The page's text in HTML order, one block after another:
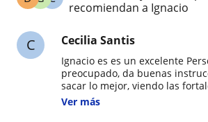
recomiendan a Ignacio
C Cecilia Santis
Ignacio es es un excelente
preocupado, da buenas
sacar lo mejor, viendo las
de cada alumno. Me encantó
Ver más